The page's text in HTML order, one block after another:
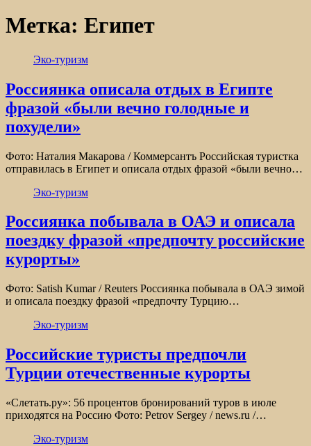
Метка: Египет
Эко-туризм
Россиянка описала отдых в Египте
фразой «были вечно голодные и
похудели»
Фото: Наталия Макарова / Коммерсантъ Российская туристка
отправилась в Египет и описала отдых фразой «были вечно…
Эко-туризм
Россиянка побывала в ОАЭ и описала
поездку фразой «предпочту российские
курорты»
Фото: Satish Kumar / Reuters Россиянка побывала в ОАЭ зимой
и описала поездку фразой «предпочту Турцию…
Эко-туризм
Российские туристы предпочли
Турции отечественные курорты
«Слетать.ру»: 56 процентов бронирований туров в июле
приходятся на Россию Фото: Petrov Sergey / news.ru /…
Эко-туризм